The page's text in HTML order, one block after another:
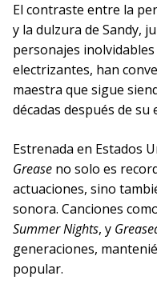
El contraste entre la
y la dulzura de Sandy,
personajes
electrizantes, han
maestra que sigue
décadas después de su
Estrenada en Estados
Grease no solo es
actuaciones, sino
sonora. Canciones
Summer Nights, y
generaciones,
popular.